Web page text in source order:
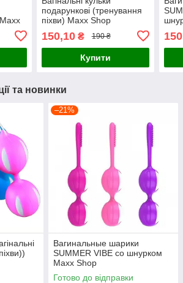
подарункові (тренування
піхви) Maxx Shop
150,10₴ 190 ₴
Купити
та новинки
–21%
Вагинальные шарики
SUMMER VIBE со шнурком
Maxx Shop
Готово до відправки